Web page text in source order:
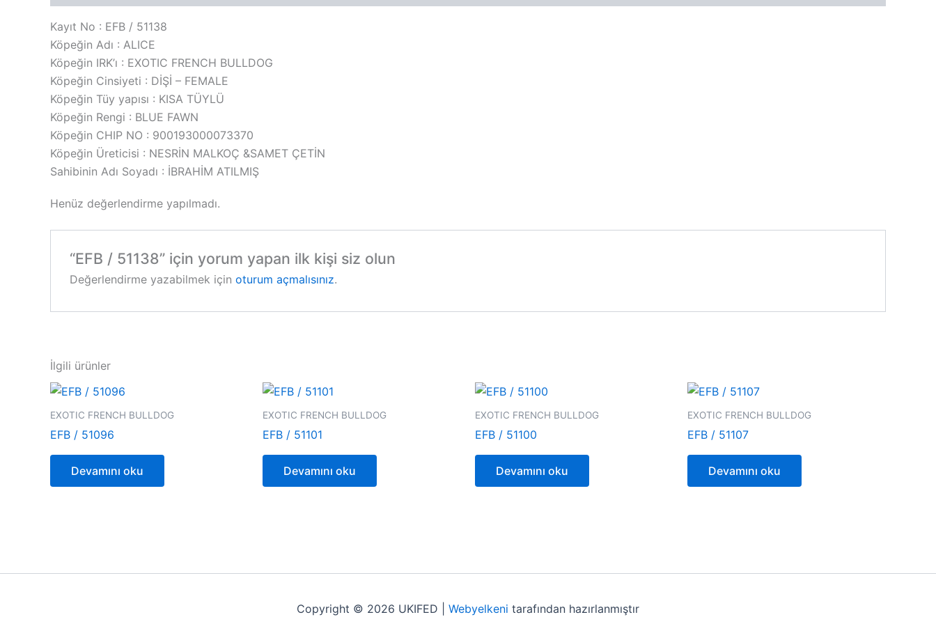
Kayıt No : EFB / 51138
Köpeğin Adı : ALICE
Köpeğin IRK’ı : EXOTIC FRENCH BULLDOG
Köpeğin Cinsiyeti : DİŞİ – FEMALE
Köpeğin Tüy yapısı : KISA TÜYLÜ
Köpeğin Rengi : BLUE FAWN
Köpeğin CHIP NO : 900193000073370
Köpeğin Üreticisi : NESRİN MALKOÇ &SAMET ÇETİN
Sahibinin Adı Soyadı : İBRAHİM ATILMIŞ
Henüz değerlendirme yapılmadı.
“EFB / 51138” için yorum yapan ilk kişi siz olun
Değerlendirme yazabilmek için oturum açmalısınız.
İlgili ürünler
EXOTIC FRENCH BULLDOG
EFB / 51096
Devamını oku
EXOTIC FRENCH BULLDOG
EFB / 51101
Devamını oku
EXOTIC FRENCH BULLDOG
EFB / 51100
Devamını oku
EXOTIC FRENCH BULLDOG
EFB / 51107
Devamını oku
Copyright © 2026 UKIFED | Webyelkeni tarafından hazırlanmıştır